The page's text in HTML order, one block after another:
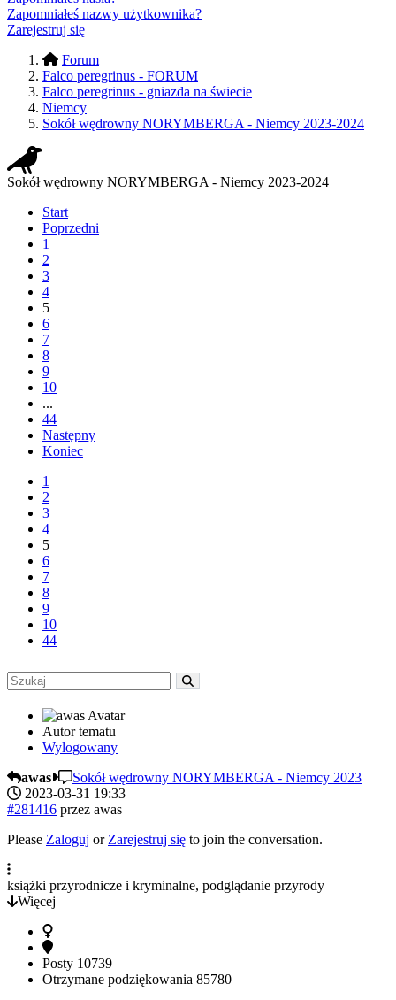
Zapomniałeś nazwy użytkownika?
Zarejestruj się
Forum
Falco peregrinus - FORUM
Falco peregrinus - gniazda na świecie
Niemcy
Sokół wędrowny NORYMBERGA - Niemcy 2023-2024
Sokół wędrowny NORYMBERGA - Niemcy 2023-2024
Start
Poprzedni
1
2
3
4
5
6
7
8
9
10
...
44
Następny
Koniec
1
2
3
4
5
6
7
8
9
10
44
Autor tematu
Wylogowany
awas
Sokół wędrowny NORYMBERGA - Niemcy 2023
2023-03-31 19:33
#281416 przez awas
Please Zaloguj or Zarejestruj się to join the conversation.
książki przyrodnicze i kryminalne, podglądanie przyrody
Więcej
Posty 10739
Otrzymane podziękowania 85780